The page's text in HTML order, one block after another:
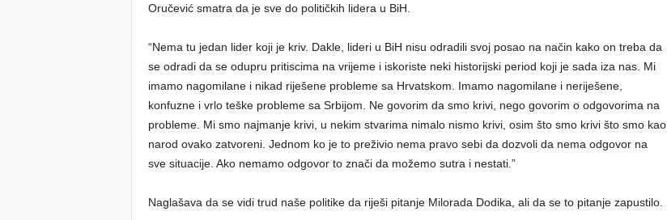
Oručević smatra da je sve do političkih lidera u BiH.
“Nema tu jedan lider koji je kriv. Dakle, lideri u BiH nisu odradili svoj posao na način kako on treba da
se odradi da se odupru pritiscima na vrijeme i iskoriste neki historijski period koji je sada iza nas. Mi
imamo nagomilane i nikad riješene probleme sa Hrvatskom. Imamo nagomilane i neriješene,
konfuzne i vrlo teške probleme sa Srbijom. Ne govorim da smo krivi, nego govorim o odgovorima na
probleme. Mi smo najmanje krivi, u nekim stvarima nimalo nismo krivi, osim što smo krivi što smo kao
narod ovako zatvoreni. Jednom ko je to preživio nema pravo sebi da dozvoli da nema odgovor na
sve situacije. Ako nemamo odgovor to znači da možemo sutra i nestati.”
Naglašava da se vidi trud naše politike da riješi pitanje Milorada Dodika, ali da se to pitanje zapustilo.